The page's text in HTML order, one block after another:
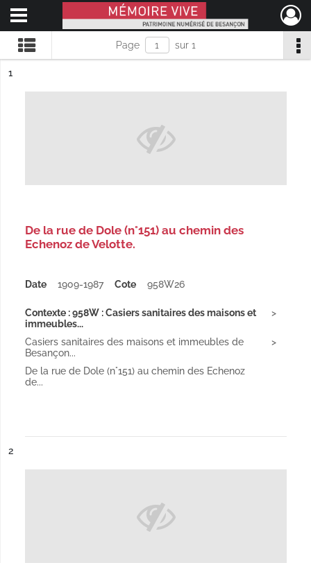
Mémoire Vive patrimoine numérisé de Besançon
Ouvrir le menu déroulant
Page sur 1
n°
1
De la rue de Dole (n°151) au chemin des
Echenoz de Velotte.
Date 1909-1987 Cote 958W26
Contexte : 958W : Casiers sanitaires des maisons et
immeubles...
Casiers sanitaires des maisons et immeubles de
Besançon...
De la rue de Dole (n°151) au chemin des Echenoz
de...
n°
2